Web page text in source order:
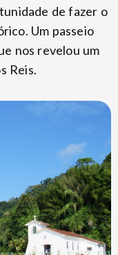
de fazer o
Um passeio
nos revelou um
Reis.